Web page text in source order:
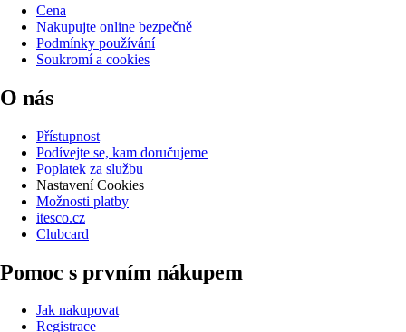
Cena
Nakupujte online bezpečně
Podmínky používání
Soukromí a cookies
O nás
Přístupnost
Podívejte se, kam doručujeme
Poplatek za službu
Nastavení Cookies
Možnosti platby
itesco.cz
Clubcard
Pomoc s prvním nákupem
Jak nakupovat
Registrace